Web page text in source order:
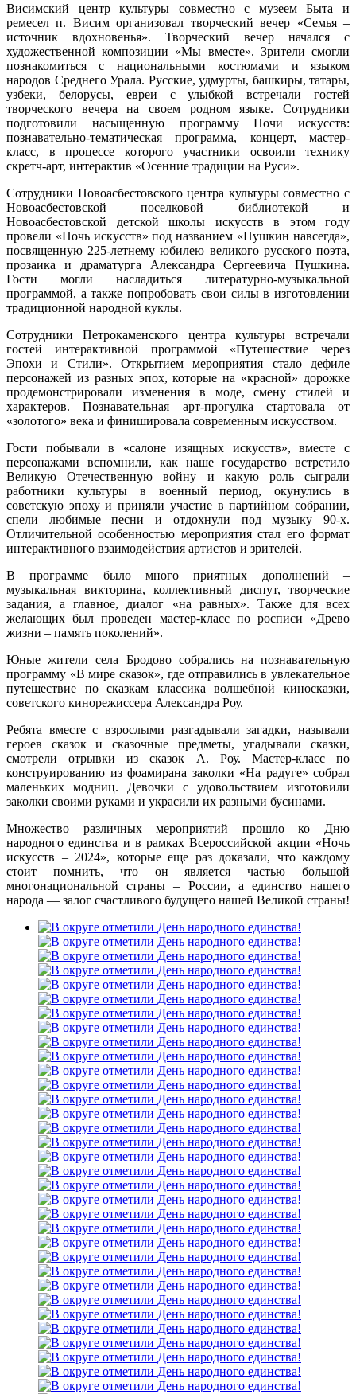
Висимский центр культуры совместно с музеем Быта и
ремесел п. Висим организовал творческий вечер «Семья –
источник вдохновенья». Творческий вечер начался с
художественной композиции «Мы вместе». Зрители смогли
познакомиться с национальными костюмами и языком
народов Среднего Урала. Русские, удмурты, башкиры, татары,
узбеки, белорусы, евреи с улыбкой встречали гостей
творческого вечера на своем родном языке. Сотрудники
подготовили насыщенную программу Ночи искусств:
познавательно-тематическая программа, концерт, мастер-
класс, в процессе которого участники освоили технику
скретч-арт, интерактив «Осенние традиции на Руси».
Сотрудники Новоасбестовского центра культуры совместно с
Новоасбестовской поселковой библиотекой и
Новоасбестовской детской школы искусств в этом году
провели «Ночь искусств» под названием «Пушкин навсегда»,
посвященную 225-летнему юбилею великого русского поэта,
прозаика и драматурга Александра Сергеевича Пушкина.
Гости могли насладиться литературно-музыкальной
программой, а также попробовать свои силы в изготовлении
традиционной народной куклы.
Сотрудники Петрокаменского центра культуры встречали
гостей интерактивной программой «Путешествие через
Эпохи и Стили». Открытием мероприятия стало дефиле
персонажей из разных эпох, которые на «красной» дорожке
продемонстрировали изменения в моде, смену стилей и
характеров. Познавательная арт-прогулка стартовала от
«золотого» века и финишировала современным искусством.
Гости побывали в «салоне изящных искусств», вместе с
персонажами вспомнили, как наше государство встретило
Великую Отечественную войну и какую роль сыграли
работники культуры в военный период, окунулись в
советскую эпоху и приняли участие в партийном собрании,
спели любимые песни и отдохнули под музыку 90-х.
Отличительной особенностью мероприятия стал его формат
интерактивного взаимодействия артистов и зрителей.
В программе было много приятных дополнений –
музыкальная викторина, коллективный диспут, творческие
задания, а главное, диалог «на равных». Также для всех
желающих был проведен мастер-класс по росписи «Древо
жизни – память поколений».
Юные жители села Бродово собрались на познавательную
программу «В мире сказок», где отправились в увлекательное
путешествие по сказкам классика волшебной киносказки,
советского кинорежиссера Александра Роу.
Ребята вместе с взрослыми разгадывали загадки, называли
героев сказок и сказочные предметы, угадывали сказки,
смотрели отрывки из сказок А. Роу. Мастер-класс по
конструированию из фоамирана заколки «На радуге» собрал
маленьких модниц. Девочки с удовольствием изготовили
заколки своими руками и украсили их разными бусинами.
Множество различных мероприятий прошло ко Дню
народного единства и в рамках Всероссийской акции «Ночь
искусств – 2024», которые еще раз доказали, что каждому
стоит помнить, что он является частью большой
многонациональной страны – России, а единство нашего
народа — залог счастливого будущего нашей Великой страны!